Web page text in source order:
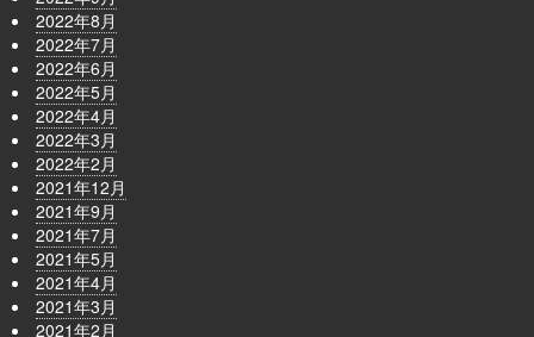
2022年8月
2022年7月
2022年6月
2022年5月
2022年4月
2022年3月
2022年2月
2021年12月
2021年9月
2021年7月
2021年5月
2021年4月
2021年3月
2021年2月